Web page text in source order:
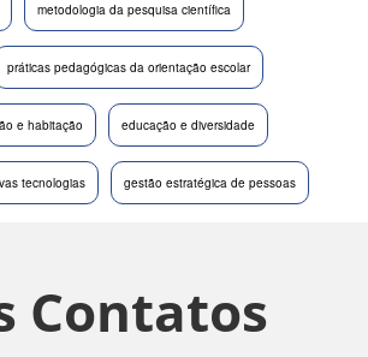
metodologia da pesquisa científica
práticas pedagógicas da orientação escolar
e habitação educação e diversidade
tecnologias gestão estratégica de pessoas
Contatos